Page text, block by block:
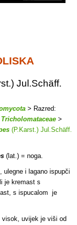
Jul.Schäff.
> Razred:
Tricholomataceae >
(P.Karst.) Jul.Schäff.
(lat.) = noga.
ulegne i lagano ispupči
je kremast s
s ispucalom je
uvijek je viši od